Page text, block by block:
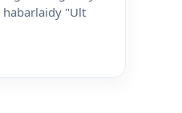
"Ult